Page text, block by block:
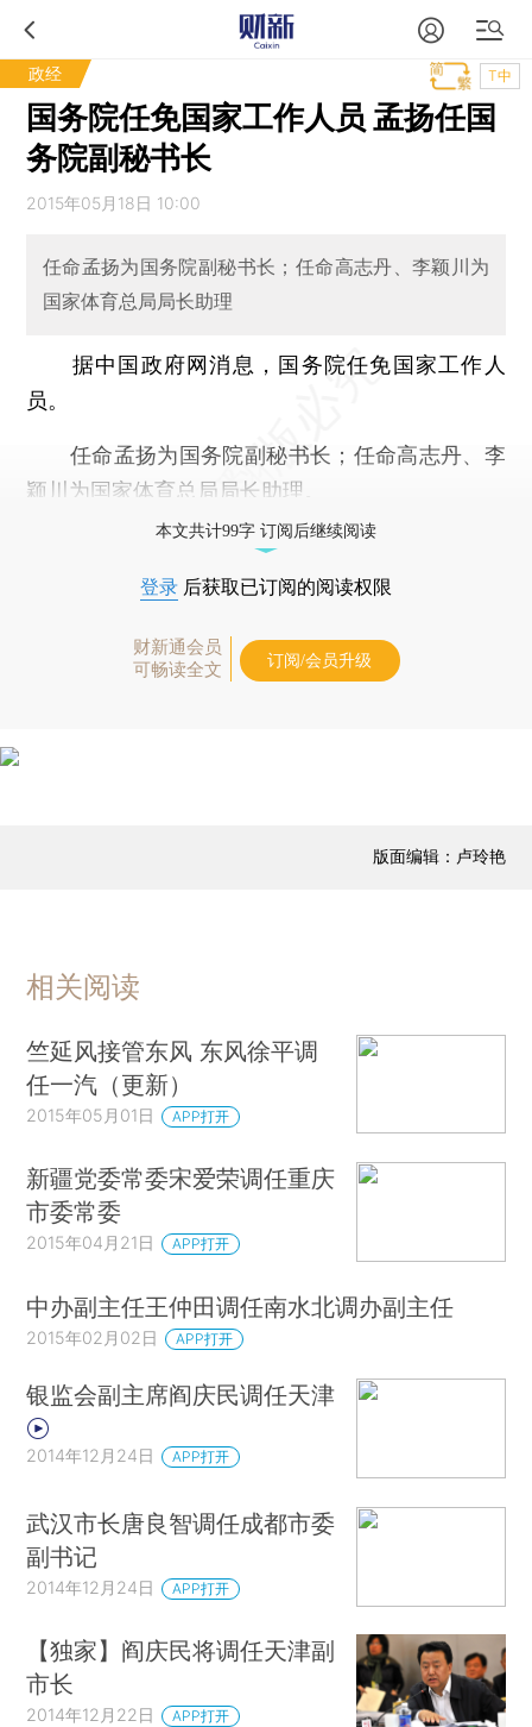
政经 T中
国务院任免国家工作人员 孟扬任国
务院副秘书长
2015年05月18日 10:00
任命孟扬为国务院副秘书长；任命高志丹、李颖川为
国家体育总局局长助理
据中国政府网消息，国务院任免国家工作人
员。
任命孟扬为国务院副秘书长；任命高志丹、李
颖川为国家体育总局局长助理。
本文共计99字 订阅后继续阅读
登录 后获取已订阅的阅读权限
财新通会员
可畅读全文
订阅/会员升级
版面编辑：卢玲艳
相关阅读
竺延风接管东风 东风徐平调
任一汽（更新）
2015年05月01日 APP打开
新疆党委常委宋爱荣调任重庆
市委常委
2015年04月21日 APP打开
中办副主任王仲田调任南水北调办副主任
2015年02月02日 APP打开
银监会副主席阎庆民调任天津
2014年12月24日 APP打开
武汉市长唐良智调任成都市委
副书记
2014年12月24日 APP打开
【独家】阎庆民将调任天津副
市长
2014年12月22日 APP打开